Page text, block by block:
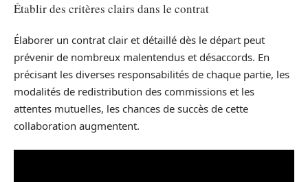
Établir des critères clairs dans le contrat
Élaborer un contrat clair et détaillé dès le départ peut
prévenir de nombreux malentendus et désaccords. En
précisant les diverses responsabilités de chaque partie, les
modalités de redistribution des commissions et les
attentes mutuelles, les chances de succès de cette
collaboration augmentent.